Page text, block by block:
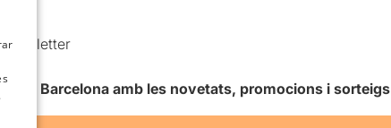
Barcelona amb les novetats, promocions i sorteigs